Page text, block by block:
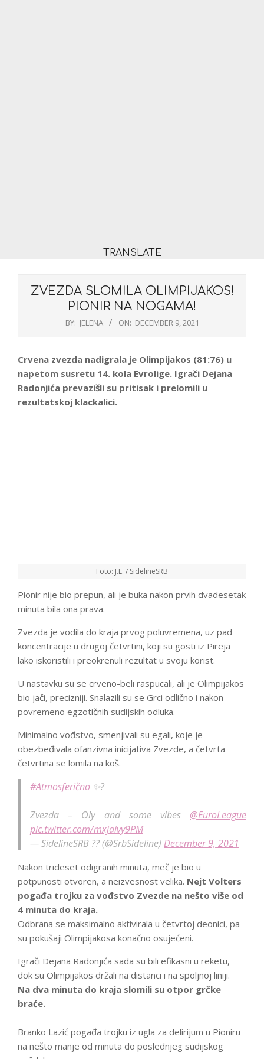
TRANSLATE
ZVEZDA SLOMILA OLIMPIJAKOS!
PIONIR NA NOGAMA!
BY: JELENA ON: DECEMBER 9, 2021
Crvena zvezda nadigrala je Olimpijakos (81:76) u
napetom susretu 14. kola Evrolige. Igrači Dejana
Radonjića prevazišli su pritisak i prelomili u
rezultatskoj klackalici.
Foto: J.L. / SidelineSRB
Pionir nije bio prepun, ali je buka nakon prvih dvadesetak
minuta bila ona prava.
Zvezda je vodila do kraja prvog poluvremena, uz pad
koncentracije u drugoj četvrtini, koji su gosti iz Pireja
lako iskoristili i preokrenuli rezultat u svoju korist.
U nastavku su se crveno-beli raspucali, ali je Olimpijakos
bio jači, precizniji. Snalazili su se Grci odlično i nakon
povremeno egzotičnih sudijskih odluka.
Minimalno vođstvo, smenjivali su egali, koje je
obezbeđivala ofanzivna inicijativa Zvezde, a četvrta
četvrtina se lomila na koš.
#Atmosferično ✨?
Zvezda – Oly and some vibes @EuroLeague
pic.twitter.com/mxjaivy9PM
— SidelineSRB ?? (@SrbSideline) December 9, 2021
Nakon trideset odigranih minuta, meč je bio u
potpunosti otvoren, a neizvesnost velika. Nejt Volters
pogađa trojku za vođstvo Zvezde na nešto više od
4 minuta do kraja.
Odbrana se maksimalno aktivirala u četvrtoj deonici, pa
su pokušaji Olimpijakosa konačno osujećeni.
Igrači Dejana Radonjića sada su bili efikasni u reketu,
dok su Olimpijakos držali na distanci i na spoljnoj liniji.
Na dva minuta do kraja slomili su otpor grčke
braće.
Branko Lazić pogađa trojku iz ugla za delirijum u Pioniru
na nešto manje od minuta do poslednjeg sudijskog